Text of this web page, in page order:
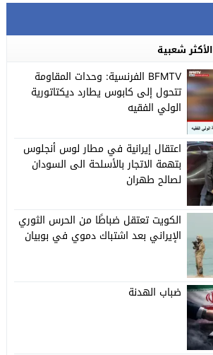
الأكثر شعبية
BFMTV الفرنسية: وحدات المقاومة
تتحول إلى كابوس يطارد ديكتاتورية
الولي الفقيه
اعتقال إيرانية في مطار لوس أنجلوس
بتهمة الاتجار بالأسلحة الى السودان
لصالح طهران
الكويت تعتقل ضباطًا من الحرس الثوري
الإيراني بعد اشتباك دموي في بوبيان
ضباب الهدنة